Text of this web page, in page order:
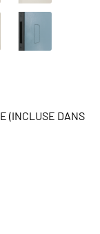
(INCLUSE DANS